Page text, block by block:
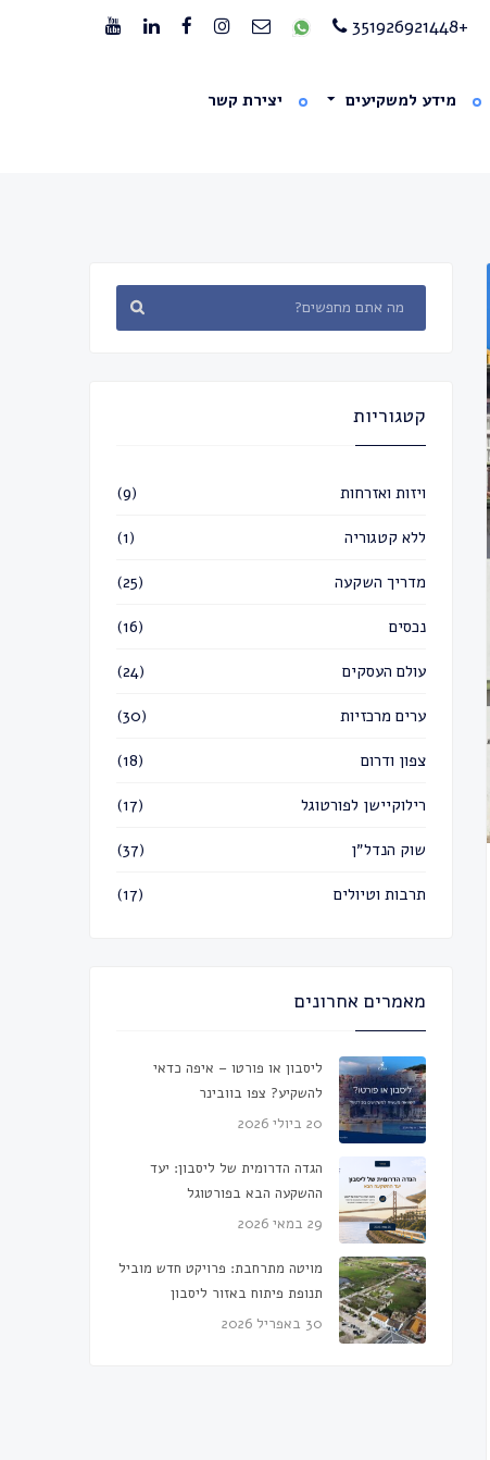
+351926921448
מידע למשקיעים יצירת קשר
קטגוריות
ויזות ואזרחות (9)
ללא קטגוריה (1)
מדריך השקעה (25)
נכסים (16)
עולם העסקים (24)
ערים מרכזיות (30)
צפון ודרום (18)
רילוקיישן לפורטוגל (17)
שוק הנדל״ן (37)
תרבות וטיולים (17)
מאמרים אחרונים
ליסבון או פורטו – איפה כדאי
להשקיע? צפו בוובינר
20 ביולי 2026
הגדה הדרומית של ליסבון: יעד
ההשקעה הבא בפורטוגל
29 במאי 2026
מויטה מתרחבת: פרויקט חדש מוביל
תנופת פיתוח באזור ליסבון
30 באפריל 2026